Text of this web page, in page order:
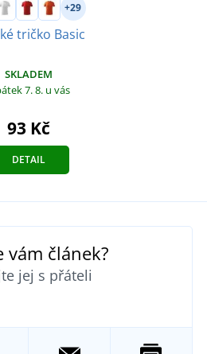
+29
tričko Basic
SKLADEM
7. 8. u vás
93 Kč
DETAIL
vám článek?
jej s přáteli